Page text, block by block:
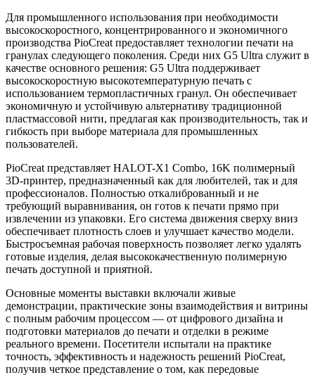
Для промышленного использования при необходимости
высокоскоростного, концентрированного и экономичного
производства PioCreat предоставляет технологии печати на
гранулах следующего поколения. Среди них G5 Ultra служит в
качестве основного решения: G5 Ultra поддерживает
высокоскоростную высокотемпературную печать с
использованием термопластичных гранул. Он обеспечивает
экономичную и устойчивую альтернативу традиционной
пластмассовой нити, предлагая как производительность, так и
гибкость при выборе материала для промышленных
пользователей.
PioCreat представляет HALOT-X1 Combo, 16K полимерный
3D-принтер, предназначенный как для любителей, так и для
профессионалов. Полностью откалиброванный и не
требующий выравнивания, он готов к печати прямо при
извлечении из упаковки. Его система движения сверху вниз
обеспечивает плотность слоев и улучшает качество модели.
Быстросъемная рабочая поверхность позволяет легко удалять
готовые изделия, делая высококачественную полимерную
печать доступной и приятной.
Основные моменты выставки включали живые
демонстрации, практические зоны взаимодействия и витрины
с полным рабочим процессом — от цифрового дизайна и
подготовки материалов до печати и отделки в режиме
реального времени. Посетители испытали на практике
точность, эффективность и надежность решений PioCreat,
получив четкое представление о том, как передовые